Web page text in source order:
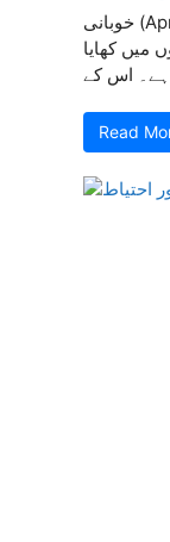
خوبانی (Apricot) ایک نہایت صحت بخش اور
میں کھایا
Read